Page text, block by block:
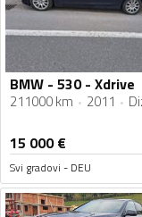
BMW - 530 - Xdrive
211000 km 2011
15 000€
Svi gradovi - DEU